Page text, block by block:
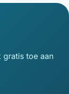
gratis toe aan